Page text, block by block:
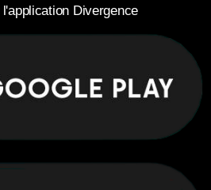
Divergence